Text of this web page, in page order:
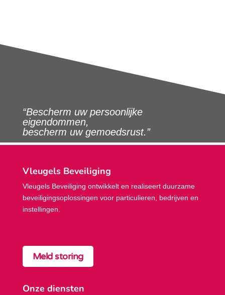
“Bescherm uw persoonlijke
eigendommen,
bescherm uw gemoedsrust.”
Vleugels Beveiliging
Vleugels Beveiliging ontwikkelt en realiseert duurzame
beveiligings­oplossingen voor particulieren, bedrijven en
instellingen.
Meld storing
Onze diensten